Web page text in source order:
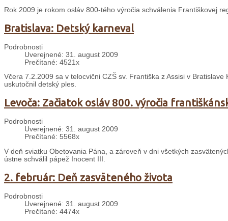
Rok 2009 je rokom osláv 800-tého výročia schválenia Františkovej
Bratislava: Detský karneval
Podrobnosti
Uverejnené: 31. august 2009
Prečítané: 4521x
Včera 7.2.2009 sa v telocvični CZŠ sv. Františka z Assisi v
uskutočnil detský ples.
Levoča: Začiatok osláv 800. výročia
Podrobnosti
Uverejnené: 31. august 2009
Prečítané: 5568x
V deň sviatku Obetovania Pána, a zároveň v dni všetkých
ústne schválil pápež Inocent III.
2. február: Deň zasväteného života
Podrobnosti
Uverejnené: 31. august 2009
Prečítané: 4474x